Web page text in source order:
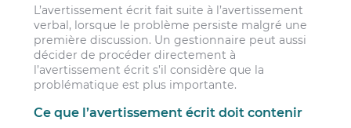
L’avertissement écrit fait suite à l’avertissement
verbal, lorsque le problème persiste malgré une
première discussion. Un gestionnaire peut aussi
décider de procéder directement à
l’avertissement écrit s’il considère que la
problématique est plus importante.
Ce que l’avertissement écrit doit contenir